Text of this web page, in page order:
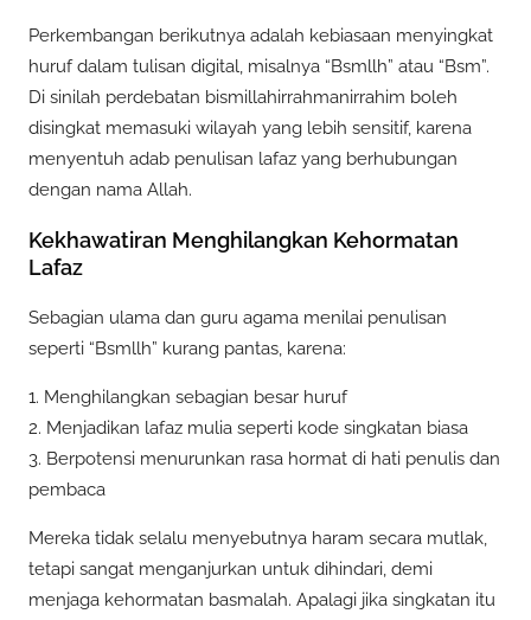
Perkembangan berikutnya adalah kebiasaan menyingkat
huruf dalam tulisan digital, misalnya “Bsmllh” atau “Bsm”.
Di sinilah perdebatan bismillahirrahmanirrahim boleh
disingkat memasuki wilayah yang lebih sensitif, karena
menyentuh adab penulisan lafaz yang berhubungan
dengan nama Allah.
Kekhawatiran Menghilangkan Kehormatan
Lafaz
Sebagian ulama dan guru agama menilai penulisan
seperti “Bsmllh” kurang pantas, karena:
1. Menghilangkan sebagian besar huruf
2. Menjadikan lafaz mulia seperti kode singkatan biasa
3. Berpotensi menurunkan rasa hormat di hati penulis dan
pembaca
Mereka tidak selalu menyebutnya haram secara mutlak,
tetapi sangat menganjurkan untuk dihindari, demi
menjaga kehormatan basmalah. Apalagi jika singkatan itu